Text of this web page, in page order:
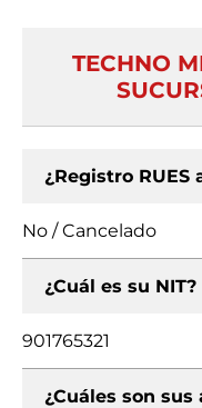
TECHNO
¿Registro RUES
No / Cancelado
¿Cuál es su NIT?
901765321
¿Cuáles son